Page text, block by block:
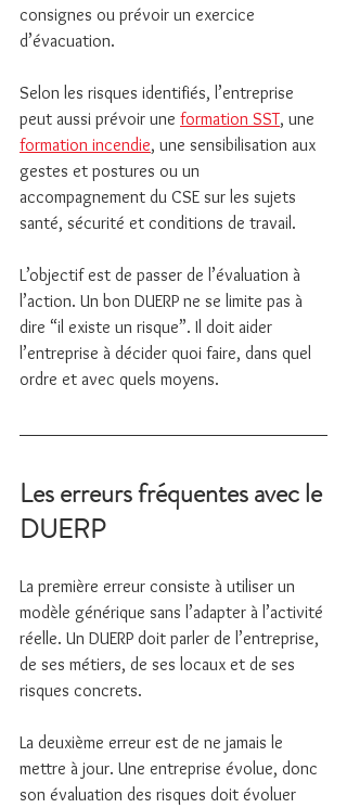
consignes ou prévoir un exercice
d’évacuation.
Selon les risques identifiés, l’entreprise
peut aussi prévoir une formation SST, une
formation incendie, une sensibilisation aux
gestes et postures ou un
accompagnement du CSE sur les sujets
santé, sécurité et conditions de travail.
L’objectif est de passer de l’évaluation à
l’action. Un bon DUERP ne se limite pas à
dire “il existe un risque”. Il doit aider
l’entreprise à décider quoi faire, dans quel
ordre et avec quels moyens.
Les erreurs fréquentes avec le
DUERP
La première erreur consiste à utiliser un
modèle générique sans l’adapter à l’activité
réelle. Un DUERP doit parler de l’entreprise,
de ses métiers, de ses locaux et de ses
risques concrets.
La deuxième erreur est de ne jamais le
mettre à jour. Une entreprise évolue, donc
son évaluation des risques doit évoluer